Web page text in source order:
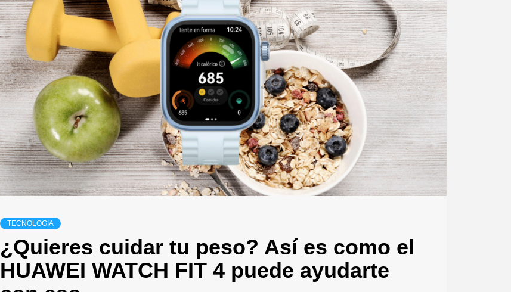
TECNOLOGÍA
¿Quieres cuidar tu peso? Así es como el
HUAWEI WATCH FIT 4 puede ayudarte